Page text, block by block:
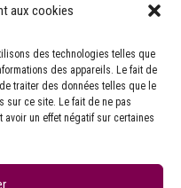
aux cookies
des technologies telles que
des appareils. Le fait de
traiter des données telles que le
sur ce site. Le fait de ne pas
un effet négatif sur certaines